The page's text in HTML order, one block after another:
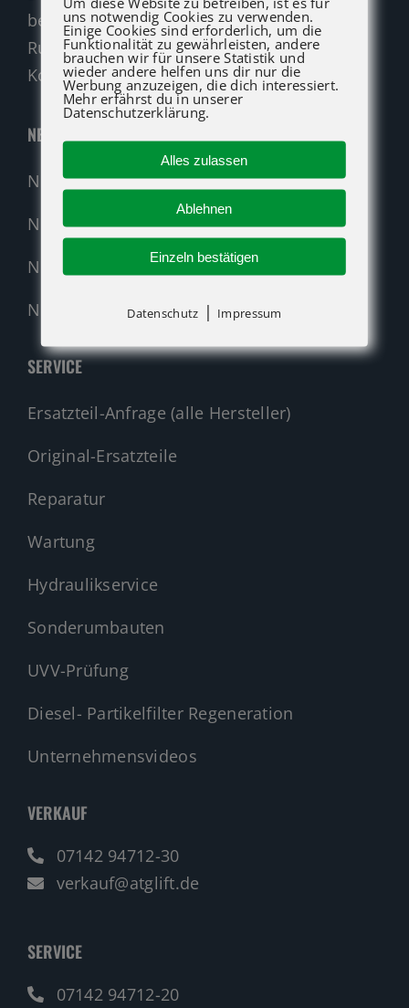
beraten Sie gerne.
Rufen Sie an oder nutzen Sie unser
Kontaktformular für eine Anfrage.
NEUMASCHINEN
Neumaschinen Übersicht
Neumaschinen Genie
Neumaschinen Merlo
Nehmen Sie Kontakt auf!
SERVICE
Ersatzteil-Anfrage (alle Hersteller)
Original-Ersatzteile
Reparatur
Wartung
Hydraulikservice
Sonderumbauten
UVV-Prüfung
Diesel- Partikelfilter Regeneration
Unternehmensvideos
VERKAUF
07142 94712-30
verkauf@atglift.de
SERVICE
07142 94712-20
uns notwendig Cookies zu verwenden.
Einige Cookies sind erforderlich, um die
Funktionalität zu gewährleisten, andere
brauchen wir für unsere Statistik und
wieder andere helfen uns dir nur die
Werbung anzuzeigen, die dich interessiert.
Mehr erfährst du in unserer
Datenschutzerklärung.
Alles zulassen
Ablehnen
Einzeln bestätigen
Datenschutz | Impressum